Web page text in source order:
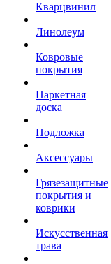
Кварцвинил
Линолеум
Ковровые
покрытия
Паркетная
доска
Подложка
Аксессуары
Грязезащитные
покрытия и
коврики
Искусственная
трава